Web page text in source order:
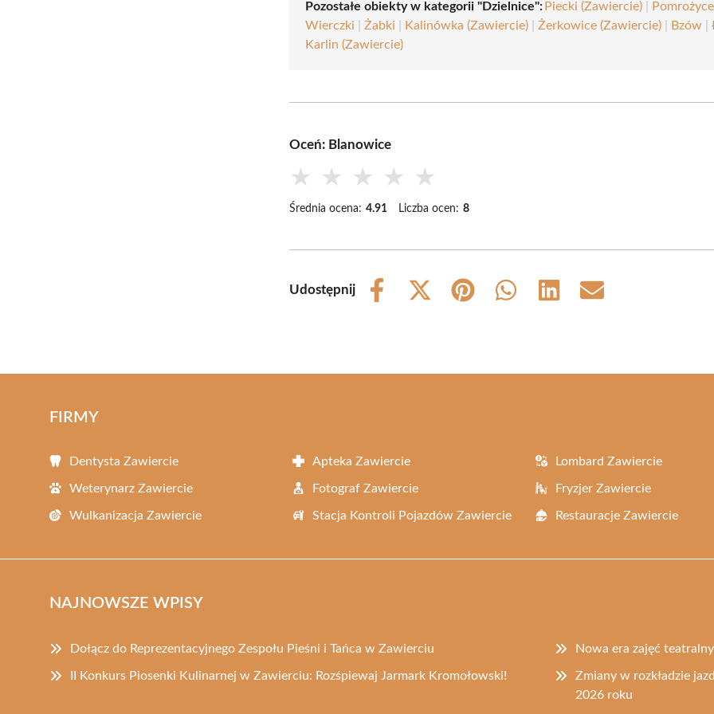
Pozostałe obiekty w kategorii "Dzielnice":Piecki (Zawiercie) Pomrożyce
Wierczki |Żabki Kalinówka (Zawiercie) |Żerkowice (Zawiercie) Bzów |
Karlin (Zawiercie)
Oceń: Blanowice
★ ★ ★ ★ ★
Średnia ocena: 4.91 Liczba ocen: 8
Udostępnij
Share
Share
Share
Share
Share
Share
FIRMY
Dentysta Zawiercie Apteka Zawiercie Lombard Zawiercie
Weterynarz Zawiercie Fotograf Zawiercie Fryzjer Zawiercie
Wulkanizacja Zawiercie Stacja Kontroli Pojazdów Zawiercie Restauracje Zawiercie
NAJNOWSZE WPISY
Dołącz do Reprezentacyjnego Zespołu Pieśni i Tańca w Zawierciu Nowa era zajęć
II Konkurs Piosenki Kulinarnej w Zawierciu: Rozśpiewaj Jarmark Kromołowski!
Zmiany w rozkładzie
2026 roku